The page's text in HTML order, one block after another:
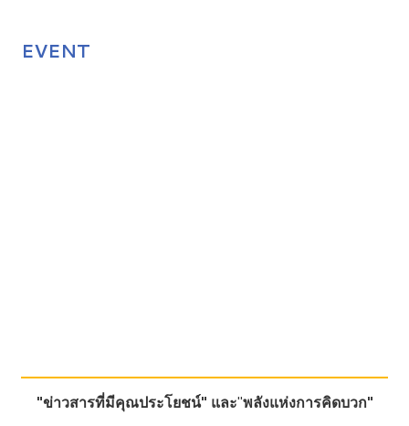
EVENT
"ข่าวสารที่มีคุณประโยชน์" และ"พลังแห่งการคิดบวก"